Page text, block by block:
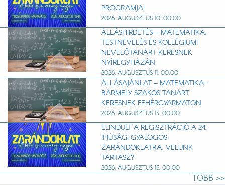
PROGRAMJA!
2026. AUGUSZTUS 10. 00:00
ÁLLÁSHIRDETÉS – MATEMATIKA,
TESTNEVELÉS ÉS KOLLÉGIUMI
NEVELŐTANÁRT KERESNEK
NYÍREGYHÁZÁN
2026. AUGUSZTUS 11. 00:00
ÁLLÁSAJÁNLAT – MATEMATIKA-
BÁRMELY SZAKOS TANÁRT
KERESNEK FEHÉRGYARMATON
2026. AUGUSZTUS 13. 00:00
ELINDULT A REGISZTRÁCIÓ A 24.
IFJÚSÁGI GYALOGOS
ZARÁNDOKLATRA. VELÜNK
TARTASZ?
2026. AUGUSZTUS 15. 00:00
TÖBB >>